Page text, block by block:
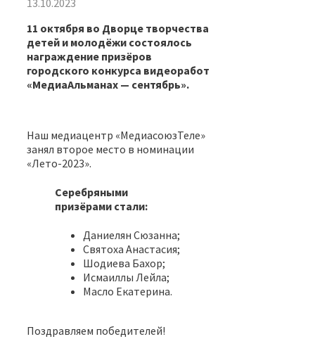
11 октября во Дворце творчества
детей и молодёжи состоялось
награждение призёров
городского конкурса видеоработ
«МедиаАльманах — сентябрь».
Наш медиацентр «МедиасоюзТеле»
занял второе место в номинации
«Лето-2023».
Серебряными
призёрами стали:
Даниелян Сюзанна;
Святоха Анастасия;
Шодиева Бахор;
Исмаиллы Лейла;
Масло Екатерина.
Поздравляем победителей!